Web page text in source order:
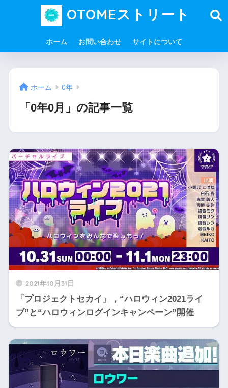
OTOMEストリート
ホーム お問い合わせ サイトについて
ホーム 0年
「0年0月」の記事一覧
2021年10月31日
「プロジェクトセカイ」，“ハロウィン2021ライ
ブ”と“ハロウィンログインキャンペーン”開催